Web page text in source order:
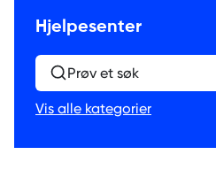
Hjelpesenter
Prøv et søk
Vis alle kategorier